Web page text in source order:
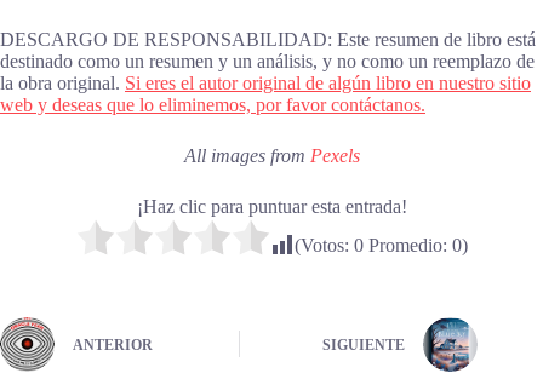
DESCARGO DE RESPONSABILIDAD: Este resumen de libro está
destinado como un resumen y un análisis, y no como un reemplazo de
la obra original. Si eres el autor original de algún libro en nuestro sitio
web y deseas que lo eliminemos, por favor contáctanos.
All images from Pexels
¡Haz clic para puntuar esta entrada!
(Votos: 0Promedio: 0)
ANTERIOR SIGUIENTE